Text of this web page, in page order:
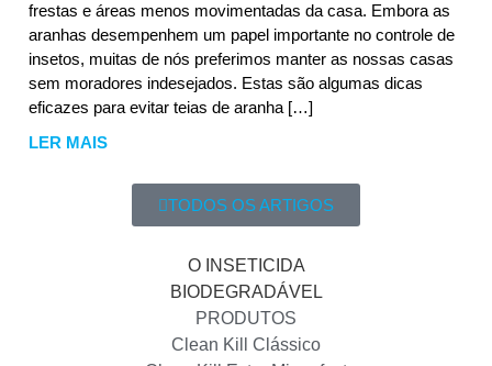
frestas e áreas menos movimentadas da casa. Embora as
aranhas desempenhem um papel importante no controle de
insetos, muitas de nós preferimos manter as nossas casas
sem moradores indesejados. Estas são algumas dicas
eficazes para evitar teias de aranha […]
LER MAIS
TODOS OS ARTIGOS
O INSETICIDA
BIODEGRADÁVEL
PRODUTOS
Clean Kill Clássico